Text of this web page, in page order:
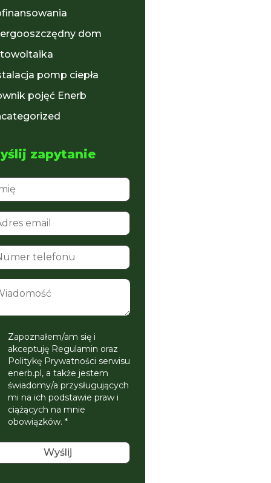
dom
pomp ciepła
pojęć Enerb
zapytanie
Zapoznałem/am się i
akceptuję Regulamin oraz
Politykę Prywatności serwisu
enerb.pl, a także jestem
świadomy/a przysługujących
mi na ich podstawie praw i
ciążących na mnie
obowiązków. *